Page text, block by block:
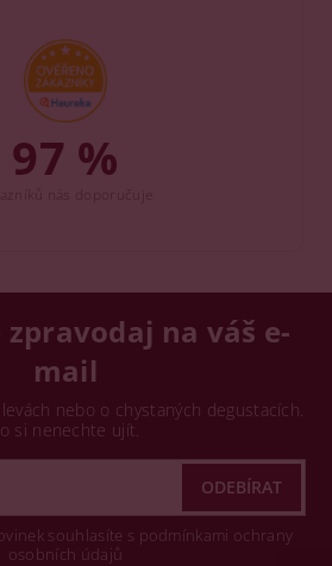
97 %
na váš e-
mail
nebo o chystaných degustacích.
si nenechte ujít.
souhlasíte s podmínkami ochrany
osobních údajů